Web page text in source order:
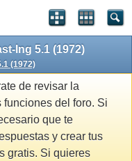
Ing 5.1 (1972)
(1972)
de revisar la
del foro. Si
que te
y crear tus
gratis. Si quieres